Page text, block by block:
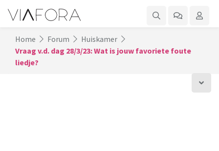
Home Forum
Huiskamer
Vraag v.d. dag 28/3/23: Wat is jouw favoriete foute
liedje?